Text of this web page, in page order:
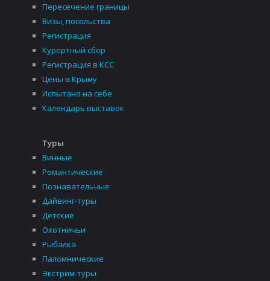
Пересечение границы
Визы, посольства
Регистрация
Курортный сбор
Регистрация в КСС
Цены в Крыму
Испытано на себе
Календарь выставок
Туры
Винные
Романтические
Познавательные
Дайвинг-туры
Детские
Охотничьи
Рыбалка
Паломнические
Экстрим-туры